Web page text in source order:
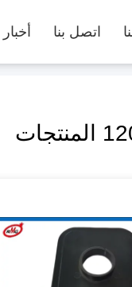
اتصل بنا أخبار